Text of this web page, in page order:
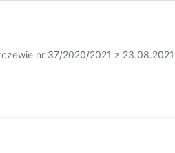
nr 37/2020/2021 z